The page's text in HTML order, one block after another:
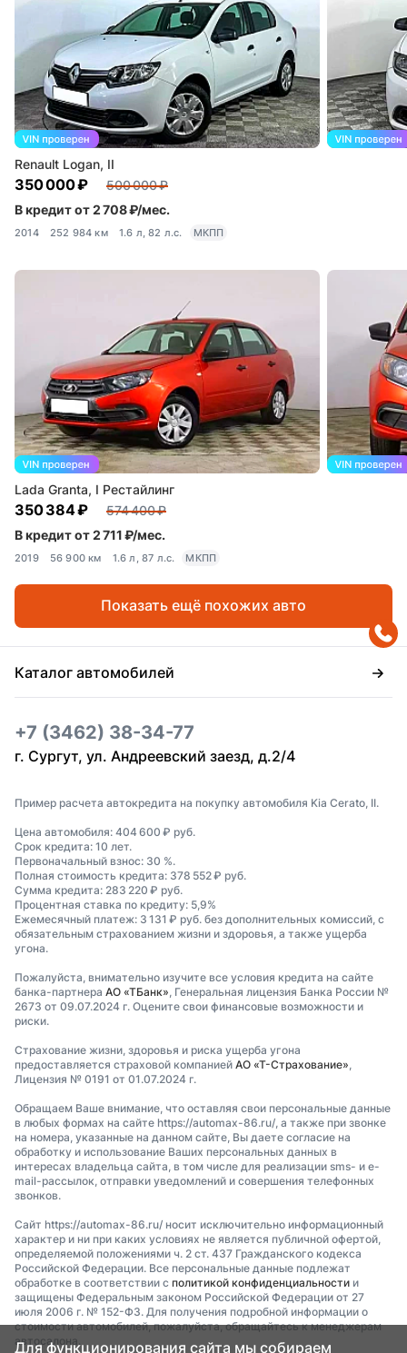
Renault Logan, II
350 000 ₽
500 000 ₽
В кредит от 2 708 ₽/мес.
2014 252 984 км 1.6 л, 82 л.с. МКПП
Lada Granta, I Рестайлинг
350 384 ₽
574 400 ₽
В кредит от 2 711 ₽/мес.
2019 56 900 км 1.6 л, 87 л.с. МКПП
Показать ещё похожих авто
Каталог автомобилей
+7 (3462) 38-34-77
г. Сургут, ул. Андреевский заезд, д.2/4
Пример расчета автокредита на покупку автомобиля Kia Cerato, II.
Цена автомобиля: 404 600 ₽ руб.
Срок кредита: 10 лет.
Первоначальный взнос: 30 %.
Полная стоимость кредита: 378 552 ₽ руб.
Сумма кредита: 283 220 ₽ руб.
Процентная ставка по кредиту: 5,9%
Ежемесячный платеж: 3 131 ₽ руб. без дополнительных комиссий, с
обязательным страхованием жизни и здоровья, а также ущерба
угона.
Пожалуйста, внимательно изучите все условия кредита на сайте
банка-партнера АО «ТБанк», Генеральная лицензия Банка России №
2673 от 09.07.2024 г. Оцените свои финансовые возможности и
риски.
Страхование жизни, здоровья и риска ущерба угона
предоставляется страховой компанией АО «Т-Страхование»,
Лицензия № 0191 от 01.07.2024 г.
Обращаем Ваше внимание, что оставляя свои персональные данные
в любых формах на сайте https://automax-86.ru/, а также при звонке
на номера, указанные на данном сайте, Вы даете согласие на
обработку и использование Ваших персональных данных в
интересах владельца сайта, в том числе для реализации sms- и e-
mail-рассылок, отправки уведомлений и совершения телефонных
звонков.
Сайт https://automax-86.ru/ носит исключительно информационный
характер и ни при каких условиях не является публичной офертой,
определяемой положениями ч. 2 ст. 437 Гражданского кодекса
Российской Федерации. Все персональные данные подлежат
обработке в соответствии с политикой конфиденциальности и
защищены Федеральным законом Российской Федерации от 27
июля 2006 г. № 152-ФЗ. Для получения подробной информации о
стоимости автомобилей, пожалуйста, обращайтесь к менеджерам
автосалона.
Для функционирования сайта мы собираем